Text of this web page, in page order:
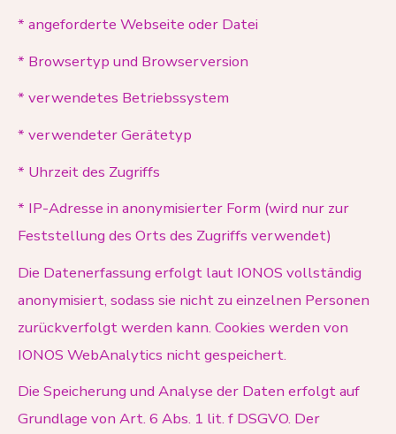
* angeforderte Webseite oder Datei
* Browsertyp und Browserversion
* verwendetes Betriebssystem
* verwendeter Gerätetyp
* Uhrzeit des Zugriffs
* IP-Adresse in anonymisierter Form (wird nur zur
Feststellung des Orts des Zugriffs verwendet)
Die Datenerfassung erfolgt laut IONOS vollständig
anonymisiert, sodass sie nicht zu einzelnen Personen
zurückverfolgt werden kann. Cookies werden von
IONOS WebAnalytics nicht gespeichert.
Die Speicherung und Analyse der Daten erfolgt auf
Grundlage von Art. 6 Abs. 1 lit. f DSGVO. Der